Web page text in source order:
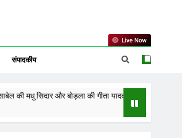
से हराकर फाइनल में बनाई जगह
संपादकीय
Live Now
सिदार और बोड़ला की गीता यादव खेलो इंडिया एक्सीलेंस सेंटर,